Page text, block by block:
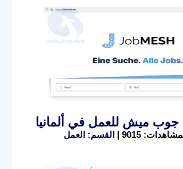
ميش للعمل في ألمانيا
9015 | القسم: العمل